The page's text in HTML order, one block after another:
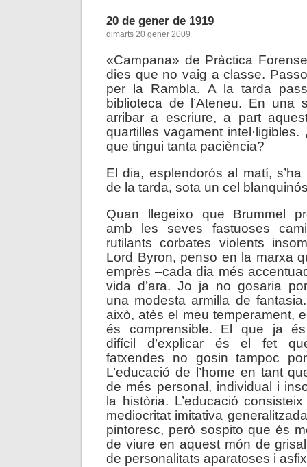
20 de gener de 1919
dimarts 20 gener 2009
«Campana» de Pràctica
dies que no vaig a classe.
per la Rambla. A la tarda
biblioteca de l’Ateneu. En una
arribar a escriure, a part
quartilles vagament
que tingui tanta paciència?
El dia, esplendorós al matí,
de la tarda, sota un cel
Quan llegeixo que Brummel
amb les seves fastuoses
rutilants corbates violents
Lord Byron, penso en la marxa
emprès –cada dia més
vida d’ara. Jo ja no gosaria
una modesta armilla de
això, atès el meu temperament,
és comprensible. El que ja
difícil d’explicar és el fet
fatxendes no gosin tampoc
L’educació de l’home en tant
de més personal, individual i
la història. L’educació
mediocritat imitativa
pintoresc, però sospito que és
de viure en aquest món de
de personalitats aparatoses i